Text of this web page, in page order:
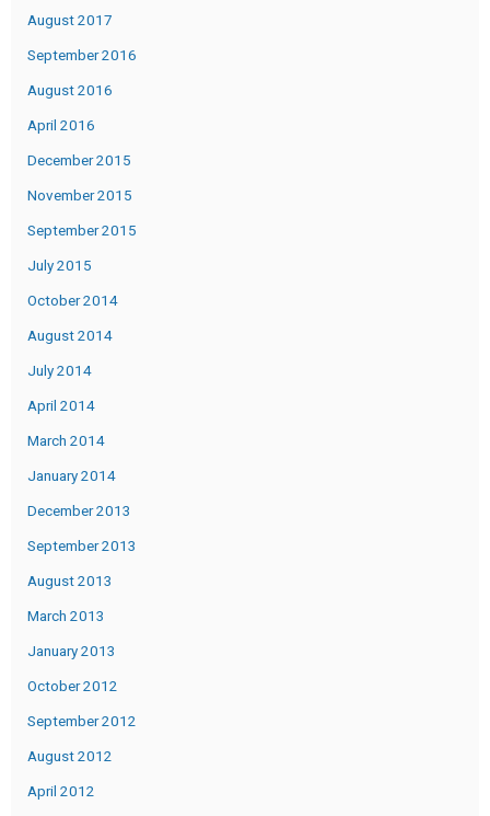
August 2017
September 2016
August 2016
April 2016
December 2015
November 2015
September 2015
July 2015
October 2014
August 2014
July 2014
April 2014
March 2014
January 2014
December 2013
September 2013
August 2013
March 2013
January 2013
October 2012
September 2012
August 2012
April 2012